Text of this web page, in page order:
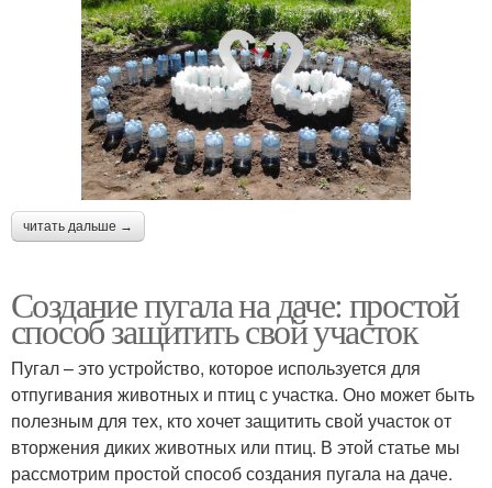
читать дальше →
Создание пугала на даче: простой
способ защитить свой участок
Пугал – это устройство, которое используется для
отпугивания животных и птиц с участка. Оно может быть
полезным для тех, кто хочет защитить свой участок от
вторжения диких животных или птиц. В этой статье мы
рассмотрим простой способ создания пугала на даче.